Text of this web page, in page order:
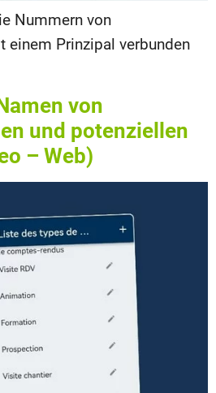
Nummern von
einem Prinzipal verbunden
von
und potenziellen
– Web)